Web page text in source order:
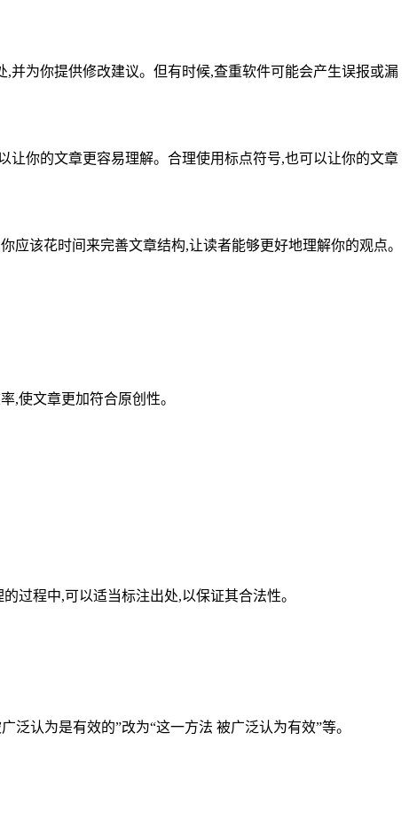
为你提供修改建议。但有时候,查重软件可能会产生误报或漏
你的文章更容易理解。合理使用标点符号,也可以让你的文章
该花时间来完善文章结构,让读者能够更好地理解你的观点。
,使文章更加符合原创性。
过程中,可以适当标注出处,以保证其合法性。
泛认为是有效的”改为“这一方法 被广泛认为有效”等。